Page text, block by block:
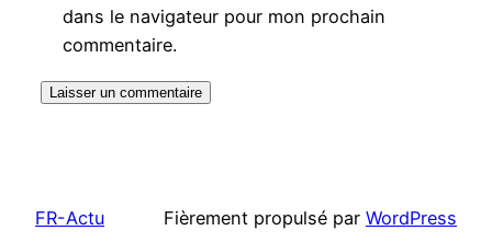
dans le navigateur pour mon prochain
commentaire.
FR-Actu Fièrement propulsé par WordPress